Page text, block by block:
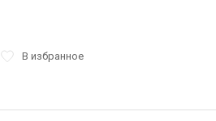
В избранное